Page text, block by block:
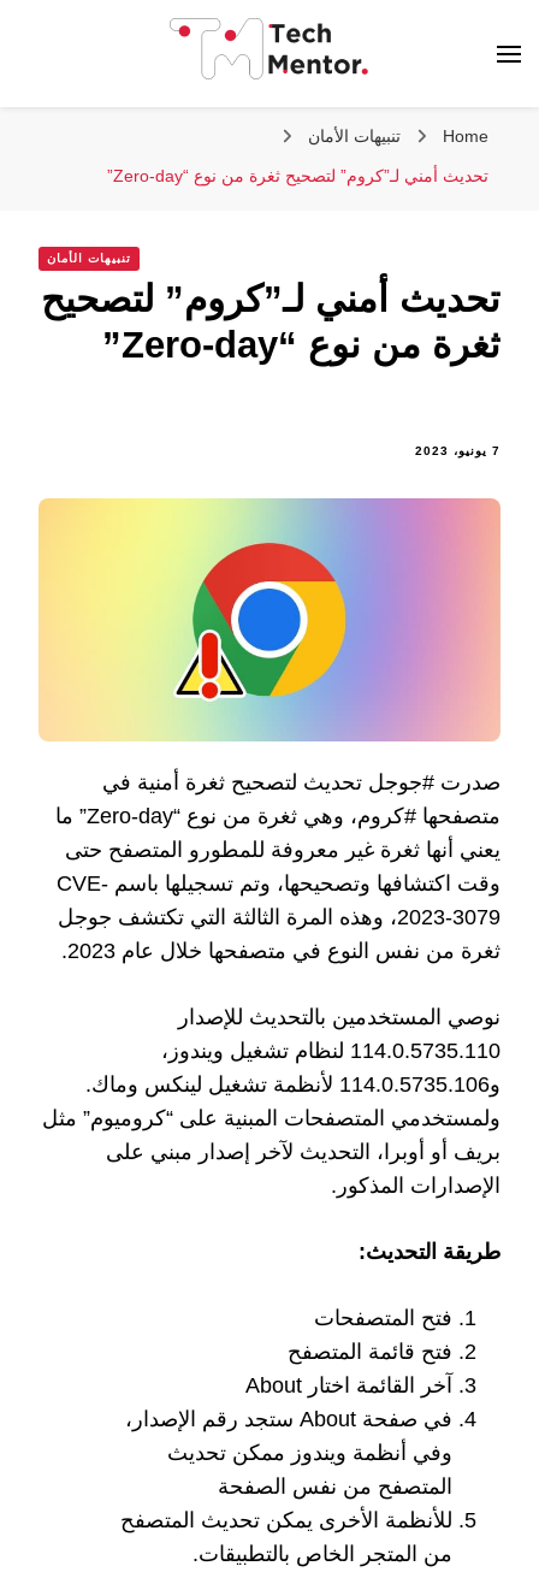
Home تنبيهات الأمان
تحديث أمني لـ”كروم” لتصحيح ثغرة من نوع “Zero-day”
تنبيهات الأمان
تحديث أمني لـ”كروم” لتصحيح
ثغرة من نوع “Zero-day”
7 يونيو، 2023
صدرت #جوجل تحديث لتصحيح ثغرة أمنية في
متصفحها #كروم، وهي ثغرة من نوع “Zero-day” ما
يعني أنها ثغرة غير معروفة للمطورو المتصفح حتى
وقت اكتشافها وتصحيحها، وتم تسجيلها باسم CVE-
2023-3079، وهذه المرة الثالثة التي تكتشف جوجل
ثغرة من نفس النوع في متصفحها خلال عام 2023.
نوصي المستخدمين بالتحديث للإصدار
114.0.5735.110 لنظام تشغيل ويندوز،
و114.0.5735.106 لأنظمة تشغيل لينكس وماك.
ولمستخدمي المتصفحات المبنية على “كروميوم” مثل
بريف أو أوبرا، التحديث لآخر إصدار مبني على
الإصدارات المذكور.
طريقة التحديث:
فتح المتصفحات
فتح قائمة المتصفح
آخر القائمة اختار About
في صفحة About ستجد رقم الإصدار،
وفي أنظمة ويندوز ممكن تحديث
المتصفح من نفس الصفحة
للأنظمة الأخرى يمكن تحديث المتصفح
من المتجر الخاص بالتطبيقات.